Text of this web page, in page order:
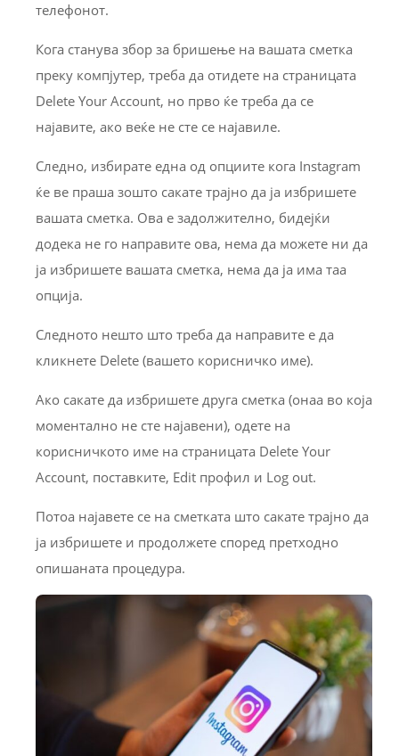
телефонот.
Кога станува збор за бришење на вашата сметка
преку компјутер, треба да отидете на страницата
Delete Your Account, но прво ќе треба да се
најавите, ако веќе не сте се најавиле.
Следно, избирате една од опциите кога Instagram
ќе ве праша зошто сакате трајно да ја избришете
вашата сметка. Ова е задолжително, бидејќи
додека не го направите ова, нема да можете ни да
ја избришете вашата сметка, нема да ја има таа
опција.
Следното нешто што треба да направите е да
кликнете Delete (вашето корисничко име).
Ако сакате да избришете друга сметка (онаа во која
моментално не сте најавени), одете на
корисничкото име на страницата Delete Your
Account, поставките, Edit профил и Log out.
Потоа најавете се на сметката што сакате трајно да
ја избришете и продолжете според претходно
опишаната процедура.